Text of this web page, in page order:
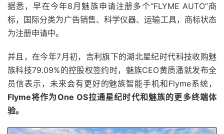
据悉，早在今年8月魅族申请注册多个“FLYME AUTO”商
标，国际分类为广告销售、科学仪器、运输工具，商标状态
为注册申请中。
并且，在今年7月初，吉利旗下的湖北星纪时代科技收购魅
族科技79.09%的控股权签约时，魅族CEO黄质潘就发布全
员信表示，未来会有更好的魅族智能手机和Flyme系统，
Flyme将作为One OS拉通星纪时代和魅族的更多终端体
验。